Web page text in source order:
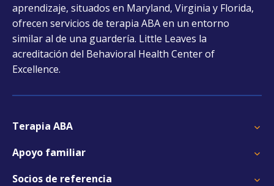
aprendizaje, situados en Maryland, Virginia y Florida,
ofrecen servicios de terapia ABA en un entorno
similar al de una guardería. Little Leaves la
acreditación del Behavioral Health Center of
Excellence.
Terapia ABA
Apoyo familiar
Socios de referencia